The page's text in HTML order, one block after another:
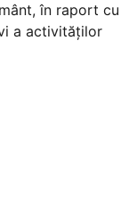
în raport cu
a activităților